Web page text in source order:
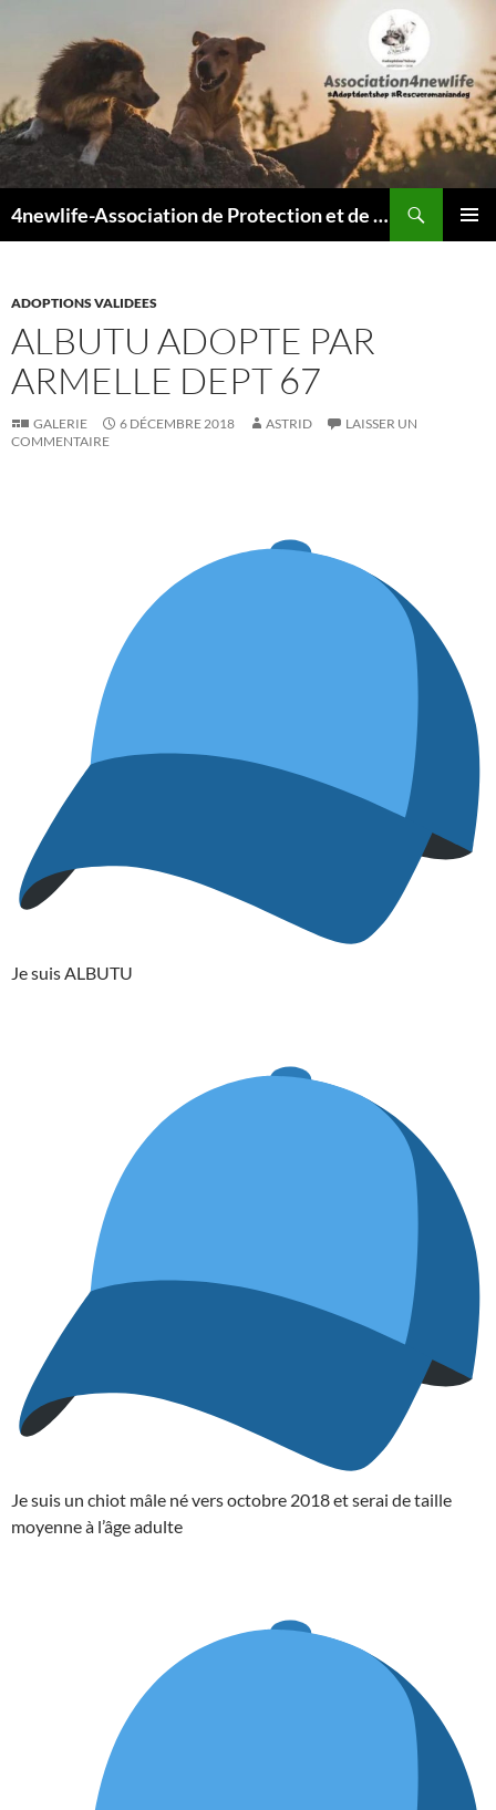
4newlife-Association de Protection et de défense animale. Loi de 1908
ADOPTIONS VALIDEES
ALBUTU ADOPTE PAR
ARMELLE DEPT 67
GALERIE 6 DÉCEMBRE 2018 ASTRID
LAISSER UN
COMMENTAIRE
Je suis ALBUTU
Je suis un chiot mâle né vers octobre 2018 et serai de taille
moyenne à l’âge adulte